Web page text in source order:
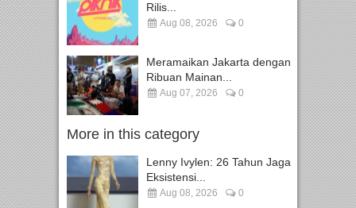
Rilis...
Aug 08, 2026 0
Meramaikan Jakarta dengan
Ribuan Mainan...
Aug 07, 2026 0
More in this category
Lenny Ivylen: 26 Tahun Jaga
Eksistensi...
Aug 08, 2026 0